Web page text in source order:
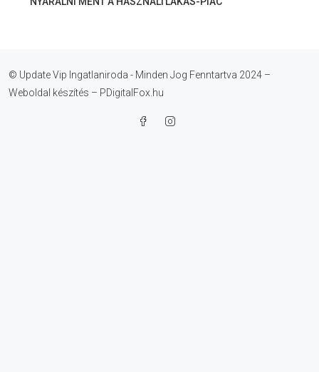
© Update Vip Ingatlaniroda - Minden Jog Fenntartva 2024 –
Weboldal készítés – PDigitalFox.hu